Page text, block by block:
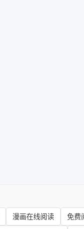
漫画在线阅读 免费